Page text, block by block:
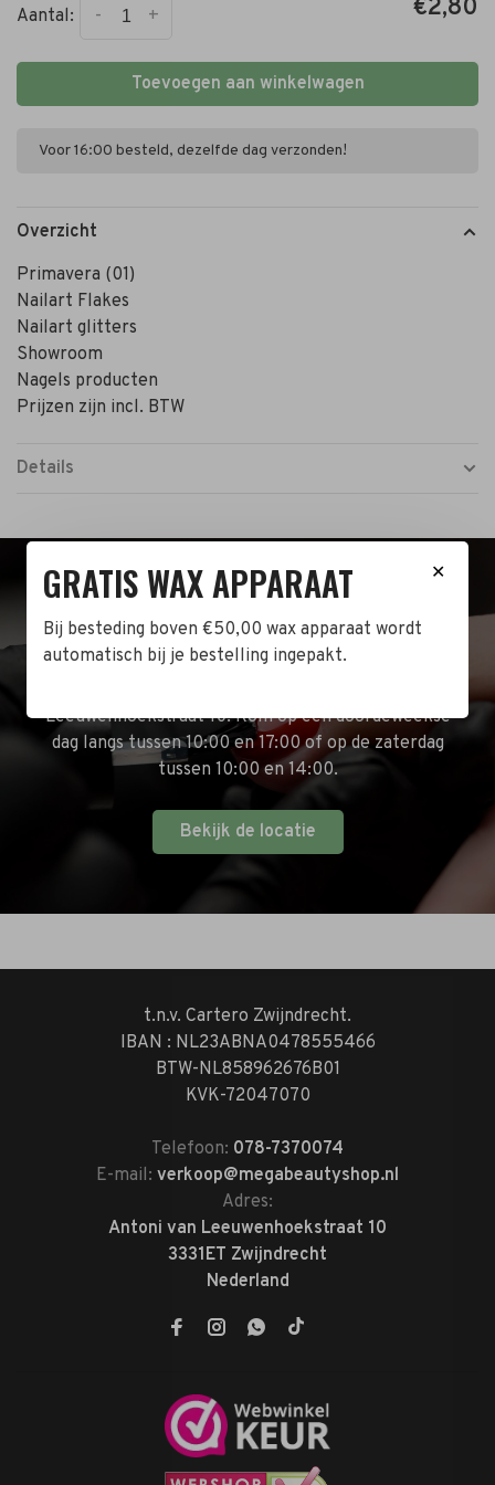
Aantal: +
- €2,80
Toevoegen aan winkelwagen
Voor 16:00 besteld, dezelfde dag verzonden!
Overzicht
Primavera (01)
Nailart Flakes
Nailart glitters
Showroom
Nagels producten
Prijzen zijn incl. BTW
Details
BEZOEK DE WINKEL!
Naast de online shop hebben wij ook een fysieke
Leeuwenhoekstraat 10. Kom op een doordeweekse
dag langs tussen 10:00 en 17:00 of op de zaterdag
tussen 10:00 en 14:00.
Bekijk de locatie
t.n.v. Cartero Zwijndrecht.
IBAN : NL23ABNA0478555466
BTW-NL858962676B01
KVK-72047070
Telefoon: 078-7370074
E-mail: verkoop@megabeautyshop.nl
Adres:
Antoni van Leeuwenhoekstraat 10
3331ET Zwijndrecht
Nederland
✕
GRATIS WAX APPARAAT
Bij besteding boven €50,00 wax apparaat wordt
automatisch bij je bestelling ingepakt.